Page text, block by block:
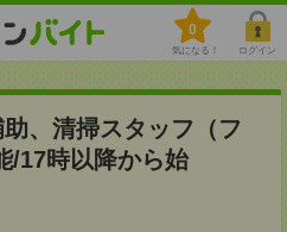
0
気になる！ ログイン
助、清掃スタッフ（フ
/17時以降から始